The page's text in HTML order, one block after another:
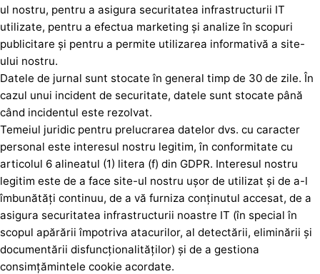
ul nostru, pentru a asigura securitatea infrastructurii IT
utilizate, pentru a efectua marketing și analize în scopuri
publicitare și pentru a permite utilizarea informativă a site-
ului nostru.
Datele de jurnal sunt stocate în general timp de 30 de zile. În
cazul unui incident de securitate, datele sunt stocate până
când incidentul este rezolvat.
Temeiul juridic pentru prelucrarea datelor dvs. cu caracter
personal este interesul nostru legitim, în conformitate cu
articolul 6 alineatul (1) litera (f) din GDPR. Interesul nostru
legitim este de a face site-ul nostru ușor de utilizat și de a-l
îmbunătăți continuu, de a vă furniza conținutul accesat, de a
asigura securitatea infrastructurii noastre IT (în special în
scopul apărării împotriva atacurilor, al detectării, eliminării și
documentării disfuncționalităților) și de a gestiona
consimțămintele cookie acordate.